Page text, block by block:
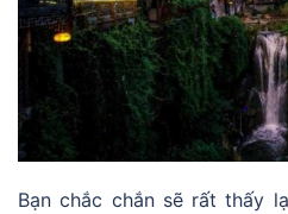
Bạn chắc chắn sẽ rất thấy